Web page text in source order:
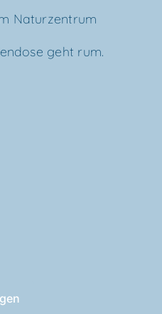
Natur­zen­trum
geht rum.